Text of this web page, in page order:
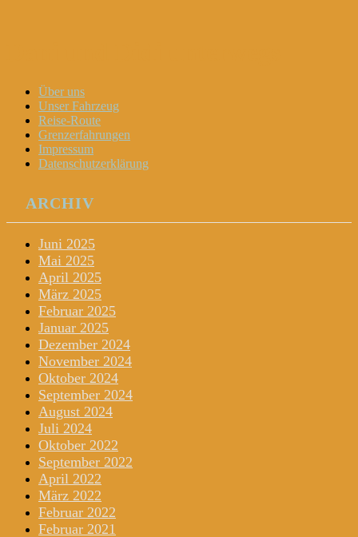
Menu
Widgets
Search
Skip
content
Über uns
Unser Fahrzeug
Reise-Route
Grenzerfahrungen
Impressum
Datenschutzerklärung
ARCHIV
Juni 2025
Mai 2025
April 2025
März 2025
Februar 2025
Januar 2025
Dezember 2024
November 2024
Oktober 2024
September 2024
August 2024
Juli 2024
Oktober 2022
September 2022
April 2022
März 2022
Februar 2022
Februar 2021